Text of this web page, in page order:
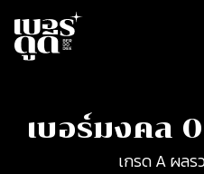
เบอร์มงคล
เกรด A ผลร